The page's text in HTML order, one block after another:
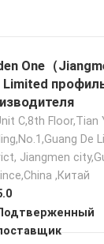
One（
Limited
C,8th Floor,Tian
De
Jiangmen
,Китай